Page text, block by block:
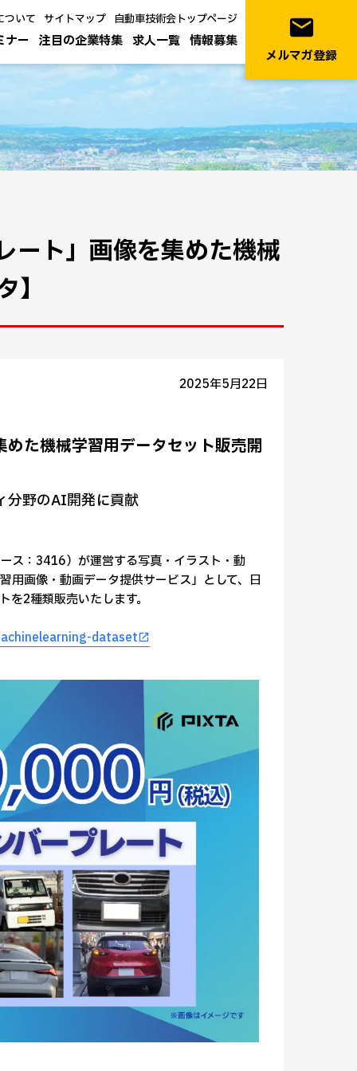
ナー 注目の企業特集 求人一覧 情報募集
ついて サイトマップ 自動車技術会トップページ email
メルマガ登録
ート」画像を集めた機械
2025年5月22日
た機械学習用データセット販売開
分野のAI開発に貢献
ス：3416）が運営する写真・イラスト・動
用画像・動画データ提供サービス」として、日
2種類販売いたします。
dataset